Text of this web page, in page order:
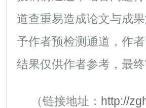
道查重易造成论文与成
予作者预检测通道，作
结果仅供作者参考，最
（链接地址： http://